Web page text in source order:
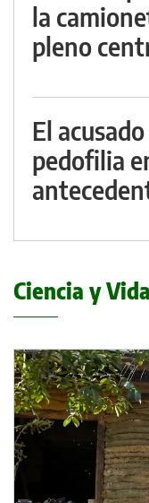
la
pleno
El
pedofilia
Ciencia y Vida